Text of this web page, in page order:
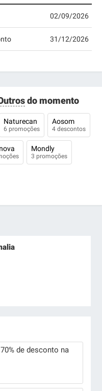
02/09/2026
31/12/2026
do momento
Naturecan
6 promoções
Aosom
4 descontos
Mondly
3 promoções
de desconto na